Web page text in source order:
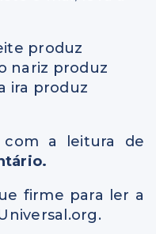
produz
nariz produz
ira produz
a leitura de
firme para ler a